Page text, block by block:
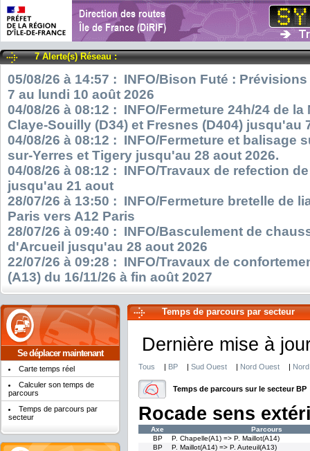
7 Alerte(s) Réseau :
05/08/26 à 14:57 : INFO/Bison Futé :
7 au lundi 10 août 2026
04/08/26 à 08:12 : INFO/Fermeture 24h/24 de
Claye-Souilly (D34) et Fresnes (D404) jusqu'au
04/08/26 à 08:12 : INFO/Fermeture et balisage
sur-Yerres et Tigery jusqu'au 28 aout 2026.
04/08/26 à 08:12 : INFO/Travaux de refection
jusqu'au 21 aout
28/07/26 à 13:50 : INFO/Fermeture bretelle de
Paris vers A12 Paris
28/07/26 à 09:40 : INFO/Basculement de
d'Arcueil jusqu'au 28 aout 2026
22/07/26 à 09:28 : INFO/Travaux de
(A13) du 16/11/26 à fin août 2027
Se déplacer maintenant
Carte temps réel
Calculer son temps de
parcours
Temps de parcours par
secteur
Temps de parcours par secteur
Dernière mise à
Tous | BP | Sud Ouest | Nord Ouest |
Temps de parcours sur le secteur BP
Rocade sens
Axe
Parcours
BP
P. Chapelle(A1) => P. Maillot(A14)
BP
P. Maillot(A14) => P. Auteuil(A13)